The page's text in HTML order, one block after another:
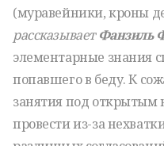
(муравейники, кроны
рассказываетФанзиль
элементарные знания
попавшего в беду. К
занятия под открытым
провести из-за